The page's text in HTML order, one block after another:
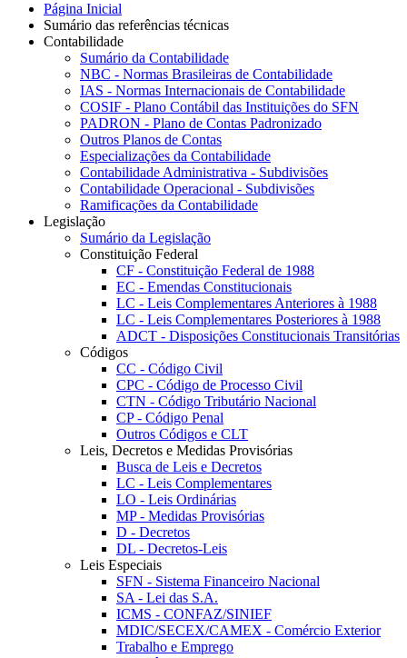
Página Inicial
Sumário das referências técnicas
Contabilidade
Sumário da Contabilidade
NBC - Normas Brasileiras de Contabilidade
IAS - Normas Internacionais de Contabilidade
COSIF - Plano Contábil das Instituições do SFN
PADRON - Plano de Contas Padronizado
Outros Planos de Contas
Especializações da Contabilidade
Contabilidade Administrativa - Subdivisões
Contabilidade Operacional - Subdivisões
Ramificações da Contabilidade
Legislação
Sumário da Legislação
Constituição Federal
CF - Constituição Federal de 1988
EC - Emendas Constitucionais
LC - Leis Complementares Anteriores à 1988
LC - Leis Complementares Posteriores à 1988
ADCT - Disposições Constitucionais Transitórias
Códigos
CC - Código Civil
CPC - Código de Processo Civil
CTN - Código Tributário Nacional
CP - Código Penal
Outros Códigos e CLT
Leis, Decretos e Medidas Provisórias
Busca de Leis e Decretos
LC - Leis Complementares
LO - Leis Ordinárias
MP - Medidas Provisórias
D - Decretos
DL - Decretos-Leis
Leis Especiais
SFN - Sistema Financeiro Nacional
SA - Lei das S.A.
ICMS - CONFAZ/SINIEF
MDIC/SECEX/CAMEX - Comércio Exterior
Trabalho e Emprego